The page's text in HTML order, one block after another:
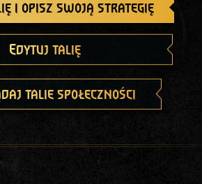
i opisz swoją strategię
Edytuj talię
talie społeczności